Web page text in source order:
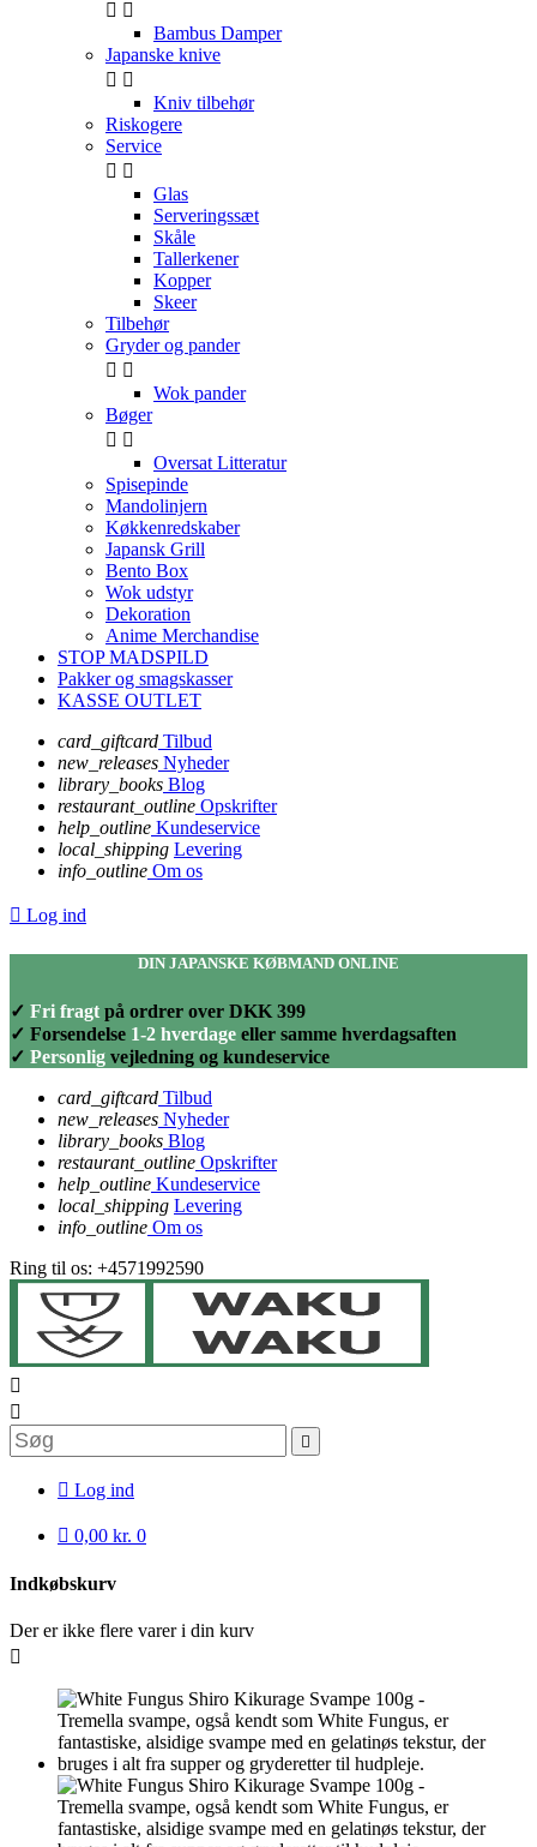
 
Bambus Damper
Japanske knive
 
Kniv tilbehør
Riskogere
Service
 
Glas
Serveringssæt
Skåle
Tallerkener
Kopper
Skeer
Tilbehør
Gryder og pander
 
Wok pander
Bøger
 
Oversat Litteratur
Spisepinde
Mandolinjern
Køkkenredskaber
Japansk Grill
Bento Box
Wok udstyr
Dekoration
Anime Merchandise
STOP MADSPILD
Pakker og smagskasser
KASSE OUTLET
card_giftcard Tilbud
new_releases Nyheder
library_books Blog
restaurant_outline Opskrifter
help_outline Kundeservice
local_shipping Levering
info_outline Om os
 Log ind
DIN JAPANSKE KØBMAND ONLINE
✓ Fri fragt på ordrer over DKK 399
✓ Forsendelse 1-2 hverdage eller samme hverdagsaften
✓ Personlig vejledning og kundeservice
card_giftcard Tilbud
new_releases Nyheder
library_books Blog
restaurant_outline Opskrifter
help_outline Kundeservice
local_shipping Levering
info_outline Om os
Ring til os: +4571992590



 Log ind
 0,00 kr. 0
Indkøbskurv
Der er ikke flere varer i din kurv
